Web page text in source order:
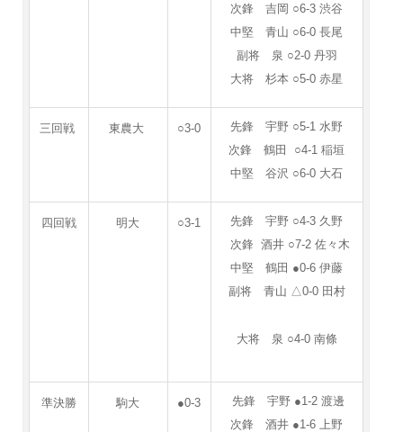
次鋒 吉岡 ○6-3 渋谷
中堅 青山 ○6-0 長尾
副将 泉 ○2-0 丹羽
大将 杉本 ○5-0 赤星
三回戦 東農大 ○3-0
先鋒 宇野 ○5-1 水野
次鋒 鶴田 ○4-1 稲垣
中堅 谷沢 ○6-0 大石
四回戦 明大 ○3-1
先鋒 宇野 ○4-3 久野
次鋒 酒井 ○7-2 佐々木
中堅 鶴田 ●0-6 伊藤
副将 青山 △0-0 田村
大将 泉 ○4-0 南條
準決勝 駒大 ●0-3
先鋒 宇野 ●1-2 渡邊
次鋒 酒井 ●1-6 上野